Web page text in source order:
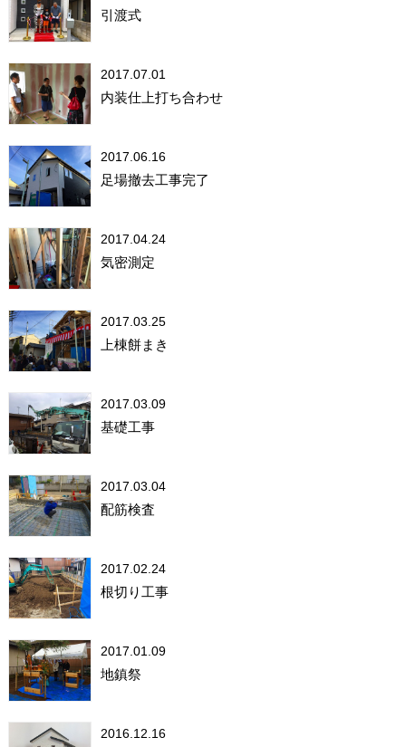
引渡式
2017.07.01
内装仕上打ち合わせ
2017.06.16
足場撤去工事完了
2017.04.24
気密測定
2017.03.25
上棟餅まき
2017.03.09
基礎工事
2017.03.04
配筋検査
2017.02.24
根切り工事
2017.01.09
地鎮祭
2016.12.16